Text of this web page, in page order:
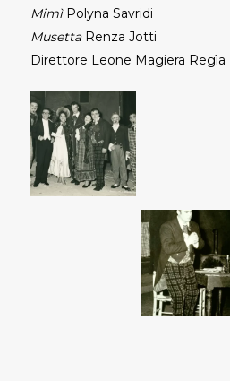
MimìPolyna Savridi
MusettaRenza Jotti
Direttore Leone Magiera Regìa